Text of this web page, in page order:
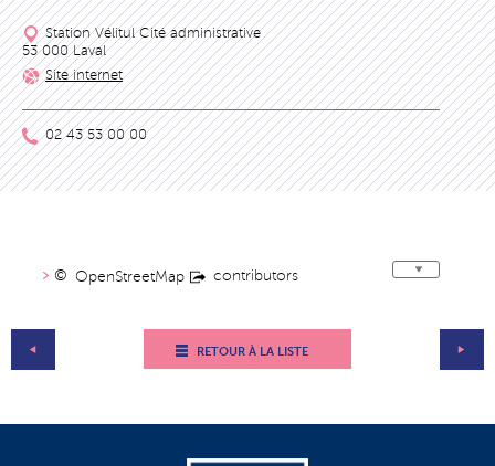
Station Vélitul Cité administrative
53 000 Laval
Site internet
02 43 53 00 00
© OpenStreetMap contributors
RETOUR À LA LISTE